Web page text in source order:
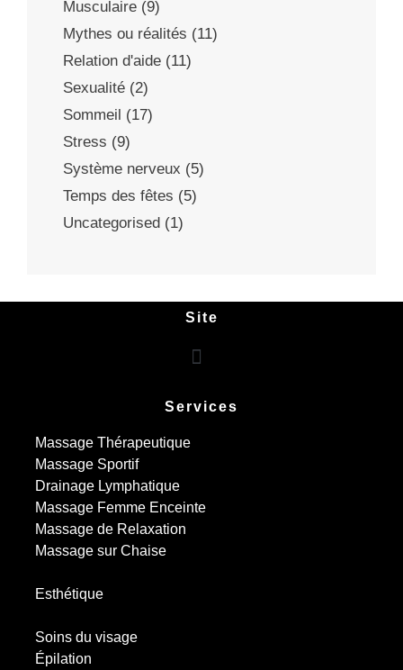
Musculaire (9)
Mythes ou réalités (11)
Relation d'aide (11)
Sexualité (2)
Sommeil (17)
Stress (9)
Système nerveux (5)
Temps des fêtes (5)
Uncategorised (1)
Site
Services
Massage Thérapeutique
Massage Sportif
Drainage Lymphatique
Massage Femme Enceinte
Massage de Relaxation
Massage sur Chaise
Esthétique
Soins du visage
Épilation